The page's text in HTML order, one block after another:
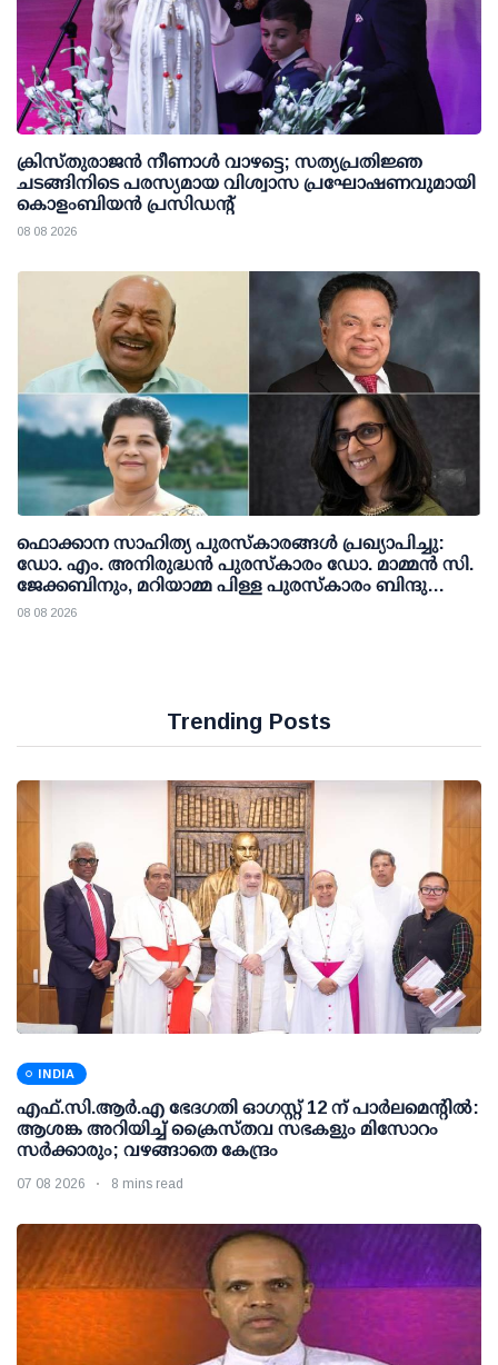
ക്രിസ്തുരാജൻ നീണാൾ വാഴട്ടെ; സത്യപ്രതിജ്ഞ
ചടങ്ങിനിടെ പരസ്യമായ വിശ്വാസ പ്രഘോഷണവുമായി
കൊളംബിയൻ പ്രസിഡന്റ്
08 08 2026
ഫൊക്കാന സാഹിത്യ പുരസ്‌കാരങ്ങള്‍ പ്രഖ്യാപിച്ചു:
ഡോ. എം. അനിരുദ്ധന്‍ പുരസ്‌കാരം ഡോ. മാമ്മന്‍ സി.
ജേക്കബിനും, മറിയാമ്മ പിള്ള പുരസ്‌കാരം ബിന്ദു
കാനയ്ക്കും
08 08 2026
Trending Posts
INDIA
എഫ്.സി.ആര്‍.എ ഭേദഗതി ഓഗസ്റ്റ് 12 ന് പാര്‍ലമെന്റില്‍:
ആശങ്ക അറിയിച്ച് ക്രൈസ്തവ സഭകളും മിസോറം
സര്‍ക്കാരും; വഴങ്ങാതെ കേന്ദ്രം
07 08 2026 8 mins read